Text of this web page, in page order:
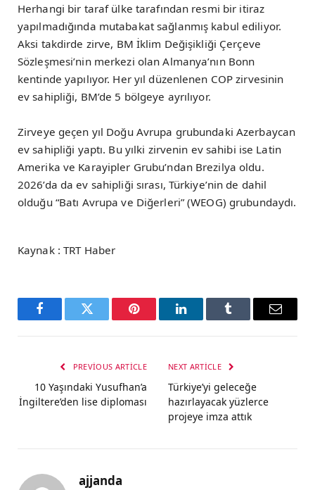
Herhangi bir taraf ülke tarafından resmi bir itiraz
yapılmadığında mutabakat sağlanmış kabul ediliyor.
Aksi takdirde zirve, BM İklim Değişikliği Çerçeve
Sözleşmesi’nin merkezi olan Almanya’nın Bonn
kentinde yapılıyor. Her yıl düzenlenen COP zirvesinin
ev sahipliği, BM’de 5 bölgeye ayrılıyor.
Zirveye geçen yıl Doğu Avrupa grubundaki Azerbaycan
ev sahipliği yaptı. Bu yılki zirvenin ev sahibi ise Latin
Amerika ve Karayipler Grubu’ndan Brezilya oldu.
2026’da da ev sahipliği sırası, Türkiye’nin de dahil
olduğu “Batı Avrupa ve Diğerleri” (WEOG) grubundaydı.
Kaynak : TRT Haber
FacebookTwitter Pinterest LinkedInTumblr Email
PREVIOUS ARTICLE
10 Yaşındaki Yusufhan’a
İngiltere’den lise diploması
NEXT ARTICLE
Türkiye’yi geleceğe
hazırlayacak yüzlerce
projeye imza attık
ajjanda